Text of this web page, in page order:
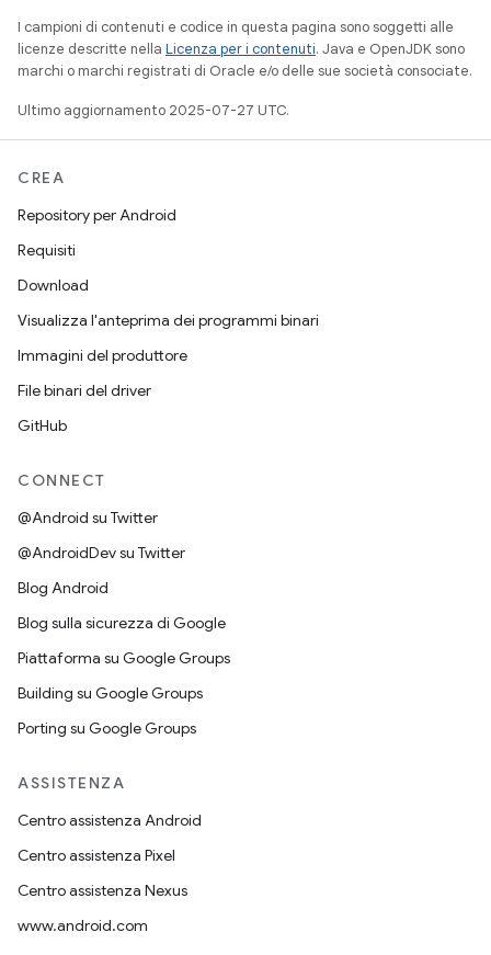
I campioni di contenuti e codice in questa pagina sono soggetti alle
licenze descritte nella Licenza per i contenuti. Java e OpenJDK sono
marchi o marchi registrati di Oracle e/o delle sue società consociate.
Ultimo aggiornamento 2025-07-27 UTC.
CREA
Repository per Android
Requisiti
Download
Visualizza l'anteprima dei programmi binari
Immagini del produttore
File binari del driver
GitHub
CONNECT
@Android su Twitter
@AndroidDev su Twitter
Blog Android
Blog sulla sicurezza di Google
Piattaforma su Google Groups
Building su Google Groups
Porting su Google Groups
ASSISTENZA
Centro assistenza Android
Centro assistenza Pixel
Centro assistenza Nexus
www.android.com